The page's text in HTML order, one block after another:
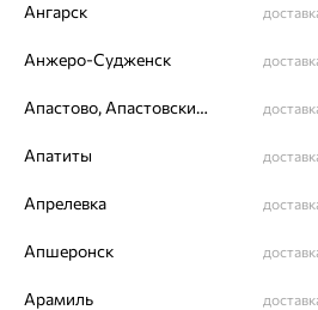
ВЕС
КОЛИЧЕСТВО
ЧИСТОТА
Сертификаты на камни
Ангарск
Анжеро-Судженск
Апастово, Апастовский район
Апатиты
Апрелевка
Апшеронск
Арамиль